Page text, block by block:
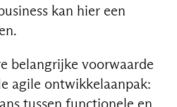
kan hier een
belangrijke voorwaarde
agile ontwikkelaanpak:
tussen functionele en